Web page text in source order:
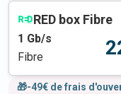
RED box Fibre
1 Gb/s
Fibre
🎁-49€ de frais